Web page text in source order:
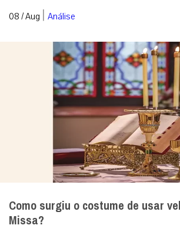
08 / Aug | Análise
Como surgiu o costume de usar
Missa?